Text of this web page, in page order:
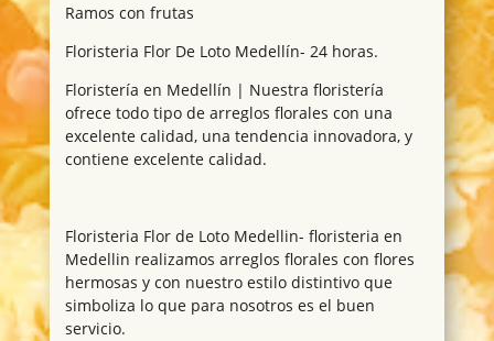
Ramos con frutas
Floristeria Flor De Loto Medellín- 24 horas.
Floristería en Medellín | Nuestra floristería
ofrece todo tipo de arreglos florales con una
excelente calidad, una tendencia innovadora, y
contiene excelente calidad.
Floristeria Flor de Loto Medellin- floristeria en
Medellin realizamos arreglos florales con flores
hermosas y con nuestro estilo distintivo que
simboliza lo que para nosotros es el buen
servicio.